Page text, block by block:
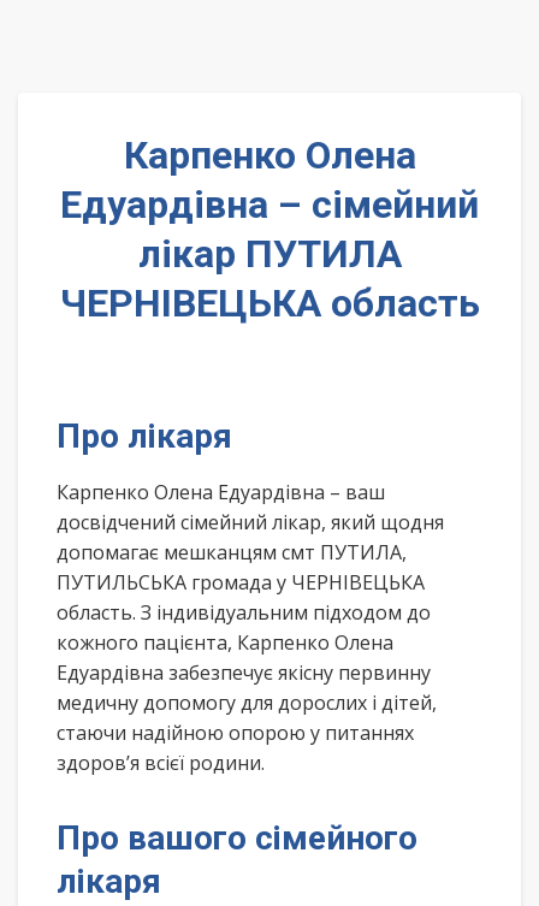
Карпенко Олена
Едуардівна – сімейний
лікар ПУТИЛА
ЧЕРНІВЕЦЬКА область
Про лікаря
Карпенко Олена Едуардівна – ваш
досвідчений сімейний лікар, який щодня
допомагає мешканцям смт ПУТИЛА,
ПУТИЛЬСЬКА громада у ЧЕРНІВЕЦЬКА
область. З індивідуальним підходом до
кожного пацієнта, Карпенко Олена
Едуардівна забезпечує якісну первинну
медичну допомогу для дорослих і дітей,
стаючи надійною опорою у питаннях
здоров’я всієї родини.
Про вашого сімейного
лікаря